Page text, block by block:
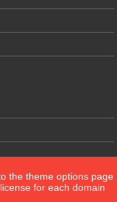
the theme options page
for each domain